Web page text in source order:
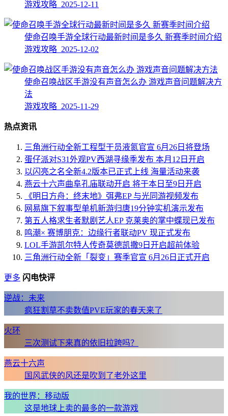
游戏攻略 2025-12-11
使命召唤手游全球行动最新时间是多久 新赛季时间介绍
游戏攻略 2025-12-02
使命召唤战区手游没有声音怎么办 游戏声音问题解决方
法
游戏攻略 2025-11-29
热点资讯
三角洲行动全新工程型干员液氮官宣 6月26日将登场
蛋仔派对S31外观PV西湖寻缘季发布 本月12日开启
以闪亮之名全新4.2版本已正式上线 海量活动来袭
燕云十六声曲阜孔庙联动开启 将于本日至9日开启
《明日方舟：终末地》弭弗EP 与光同游视频发布
网易旗下叙事型单机新游归唐19分钟实机演示发布
第五人格求生者默剧艺人EP 克莱奥的掌中蝶现已发布
鸣潮× 赛博朋克：边缘行者联动PV 现正式发布
LOL手游凯尔特人传奇莫德凯撒9日开启超前体验
三角洲行动全新「裂变」赛季官宣 6月26日正式开启
更多 闪电快评
逆战：未来
疯狂割草不卖数值PVE玩家的春天来了
火环
三次测试下来真的依旧拉跨吗？
燕云十六声
国风武侠的风还是吹到了老外这里
我的世界：移动版
这是地球上卖的最多的一款游戏